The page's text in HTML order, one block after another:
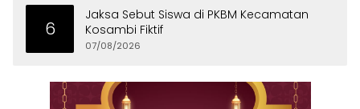
6
Jaksa Sebut Siswa di PKBM Kecamatan
Kosambi Fiktif
07/08/2026